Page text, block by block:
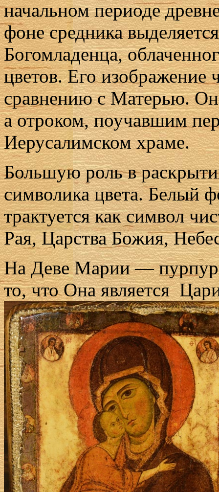
начальном периоде
фоне средника
Богомладенца,
цветов. Его изображение
сравнению с Матерью.
а отроком, поучавшим
Иерусалимском храме.
Большую роль в
символика цвета. Белый
трактуется как символ
Рая, Царства Божия,
На Деве Марии —
то, что Она является